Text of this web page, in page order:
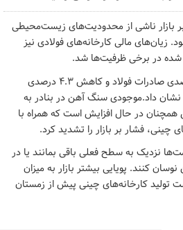
بازار ناشی از محدودیت‌های زیست‌محیطی
زیان‌های مالی کارخانه‌های فولادی نیز
شده در برخی ظرفیت‌ها شد.
آمار گمرکی چین کاهش ۶.۵ درصدی صادرات فولاد و کاهش ۴.۳ درصدی
نشان داد.موجودی سنگ آهن در بنادر به
همچنان در حال افزایش است که همراه با
فشار بر بازار را تشدید کرد.
نزدیک به سطح فعلی باقی بمانند یا در
در هر تن نوسان کنند. پویایی بیشتر بازار به میزان
کارخانه‌های چینی پیش از زمستان